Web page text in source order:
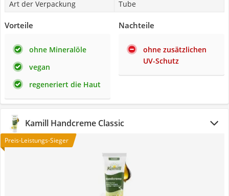
Art der Verpackung
Tube
Vorteile
ohne Mineralöle
vegan
regeneriert die Haut
Nachteile
ohne zusätzlichen
UV-Schutz
Kamill Handcreme Classic
Preis-Leistungs-Sieger